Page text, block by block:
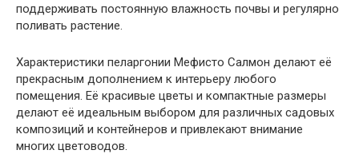
поддерживать постоянную влажность почвы и регулярно
поливать растение.
Характеристики пеларгонии Мефисто Салмон делают её
прекрасным дополнением к интерьеру любого
помещения. Её красивые цветы и компактные размеры
делают её идеальным выбором для различных садовых
композиций и контейнеров и привлекают внимание
многих цветоводов.